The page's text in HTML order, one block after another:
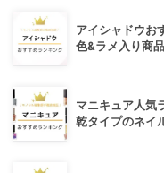
アイシャドウお
色&ラメ入り商
マニキュア人気
乾タイプのネイ